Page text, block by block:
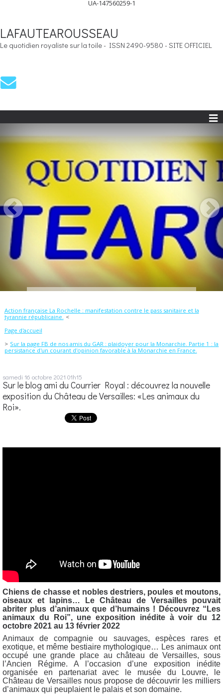
UA-147560259-1
LAFAUTEAROUSSEAU
Le quotidien royaliste sur la toile - ISSN 2490-9580 - SITE OFFICIEL
Action française La Rochelle : manifestation contre le pass sanitaire et la
tyrannie républicaine.
Page d'accueil
Sur la page FB de nos amis du GAR : plaidoyer pour la Monarchie. Partie 1 : la
persistance d'un courant d'opinion favorable à la Monarchie en France.
samedi 16 octobre 2021 01h15
Sur le blog ami du Courrier Royal : découvrez la nouvelle
exposition du Château de Versailles: «Les animaux du
Roi».
Chiens de chasse et nobles destriers, poules et moutons,
oiseaux et lapins… Le Château de Versailles pouvait
abriter plus d’animaux que d’humains ! Découvrez “Les
animaux du Roi”, une exposition inédite à voir du 12
octobre 2021 au 13 février 2022
Animaux de compagnie ou sauvages, espèces rares et
exotique, et même bestiaire mythologique… Les animaux ont
occupé une grande place au château de Versailles, sous
l’Ancien Régime. A l’occasion d’une exposition inédite
organisée en partenariat avec le musée du Louvre, le
Château de Versailles nous propose de découvrir les milliers
d’animaux qui peuplaient le palais et son domaine.